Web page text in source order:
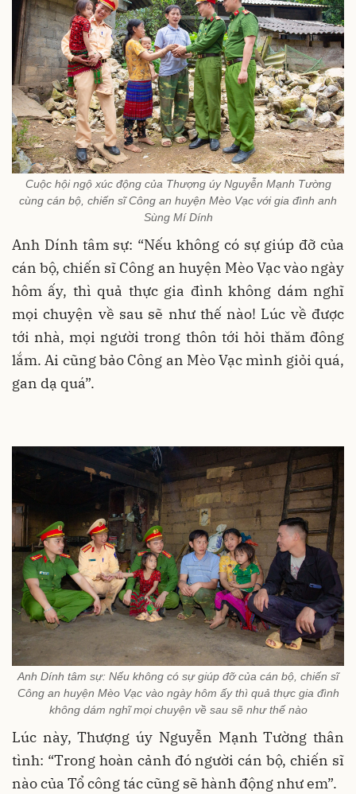
Cuộc hội ngộ xúc động của Thượng úy Nguyễn Mạnh Tường
cùng cán bộ, chiến sĩ Công an huyện Mèo Vạc với gia đình anh
Sùng Mí Dính
Anh Dính tâm sự: “Nếu không có sự giúp đỡ của
cán bộ, chiến sĩ Công an huyện Mèo Vạc vào ngày
hôm ấy, thì quả thực gia đình không dám nghĩ
mọi chuyện về sau sẽ như thế nào! Lúc về được
tới nhà, mọi người trong thôn tới hỏi thăm đông
lắm. Ai cũng bảo Công an Mèo Vạc mình giỏi quá,
gan dạ quá”.
Anh Dính tâm sự: Nếu không có sự giúp đỡ của cán bộ, chiến sĩ
Công an huyện Mèo Vạc vào ngày hôm ấy thì quả thực gia đình
không dám nghĩ mọi chuyện về sau sẽ như thế nào
Lúc này, Thượng úy Nguyễn Mạnh Tường thân
tình: “Trong hoàn cảnh đó người cán bộ, chiến sĩ
nào của Tổ công tác cũng sẽ hành động như em”.